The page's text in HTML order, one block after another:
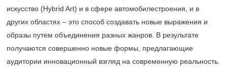
искусство (Hybrid Art) и в сфере автомобилестроения, и в
других областях – это способ создавать новые выражения и
образы путем объединения разных жанров. В результате
получаются совершенно новые формы, предлагающие
аудитории инновационный взгляд на современную реальность.